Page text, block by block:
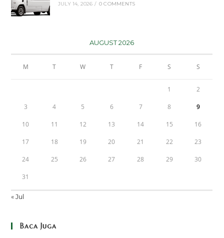
JULY 14, 2026 / 0 COMMENTS
AUGUST 2026
M T W T F S S
1 2
3 4 5 6 7 8 9
10 11 12 13 14 15 16
17 18 19 20 21 22 23
24 25 26 27 28 29 30
31
« Jul
Baca Juga